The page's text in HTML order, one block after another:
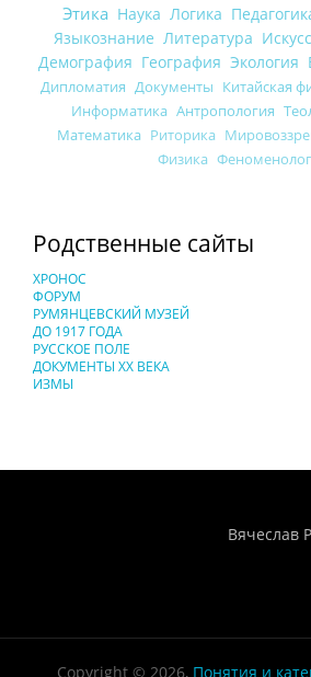
Этика Наука Логика
Языкознание Литература
Демография География Экология
Дипломатия Документы Китайская
Информатика Антропология
Математика Риторика
Физика
Родственные сайты
ХРОНОС
ФОРУМ
РУМЯНЦЕВСКИЙ МУЗЕЙ
ДО 1917 ГОДА
РУССКОЕ ПОЛЕ
ДОКУМЕНТЫ XX ВЕКА
ИЗМЫ
Вячеслав
Copyright © 2026, Понятия и